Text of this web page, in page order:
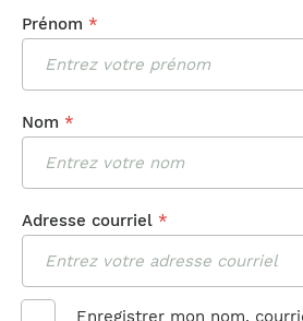
Prénom *
Nom *
Adresse courriel *
Enregistrer mon nom,